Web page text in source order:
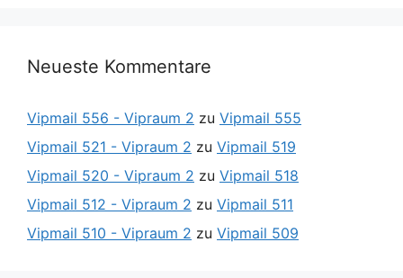
Neueste Kommentare
Vipmail 556 - Vipraum 2 zu Vipmail 555
Vipmail 521 - Vipraum 2 zu Vipmail 519
Vipmail 520 - Vipraum 2 zu Vipmail 518
Vipmail 512 - Vipraum 2 zu Vipmail 511
Vipmail 510 - Vipraum 2 zu Vipmail 509